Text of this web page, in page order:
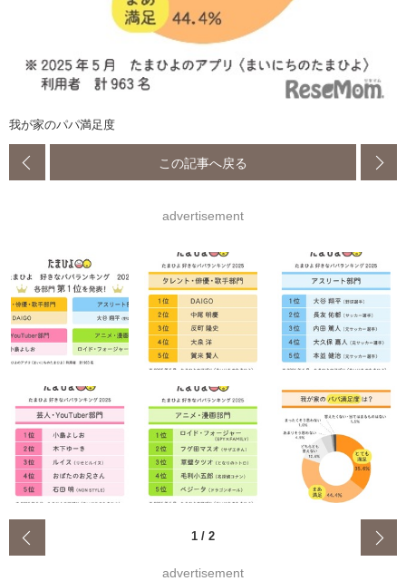
我が家のパパ満足度
この記事へ戻る
advertisement
1 / 2
advertisement